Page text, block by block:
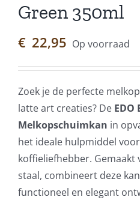
Green 350ml
€ 22,95 Op voorraad
Zoek je de perfecte
latte art creaties? De EDO
Melkopschuimkan in
het ideale hulpmiddel
koffieliefhebber. Gemaakt
staal, combineert deze
functioneel en elegant